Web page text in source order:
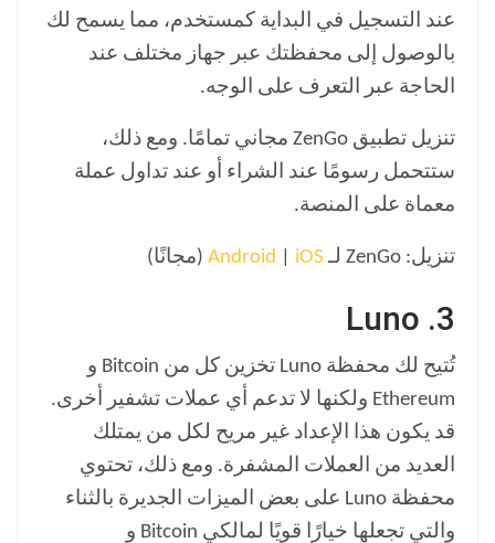
عند التسجيل في البداية كمستخدم، مما يسمح لك
بالوصول إلى محفظتك عبر جهاز مختلف عند
الحاجة عبر التعرف على الوجه.
تنزيل تطبيق ZenGo مجاني تمامًا. ومع ذلك،
ستتحمل رسومًا عند الشراء أو عند تداول عملة
معماة على المنصة.
تنزيل: ZenGo لـ Android iOS (مجانًا)
3. Luno
تُتيح لك محفظة Luno تخزين كل من Bitcoin و
Ethereum ولكنها لا تدعم أي عملات تشفير أخرى.
قد يكون هذا الإعداد غير مريح لكل من يمتلك
العديد من العملات المشفرة. ومع ذلك، تحتوي
محفظة Luno على بعض الميزات الجديرة بالثناء
والتي تجعلها خيارًا قويًا لمالكي Bitcoin و